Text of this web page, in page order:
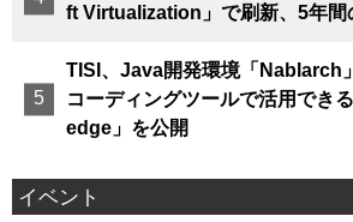
ft Virtualization」で刷新、5年間
TISI、Java開発環境「Nablarch
コーディングツールで活用でき
edge」を公開
イベント